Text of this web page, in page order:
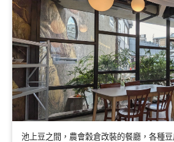
池上豆之間，農會穀倉改裝的餐廳，各種豆